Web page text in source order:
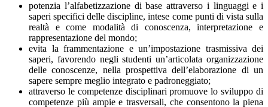
potenzia l’alfabetizzazione di base attraverso i linguaggi e i
saperi specifici delle discipline, intese come punti di vista sulla
realtà e come modalità di conoscenza, interpretazione e
rappresentazione del mondo;
evita la frammentazione e un’impostazione trasmissiva dei
saperi, favorendo negli studenti un’articolata organizzazione
delle conoscenze, nella prospettiva dell’elaborazione di un
sapere sempre meglio integrato e padroneggiato;
attraverso le competenze disciplinari promuove lo sviluppo di
competenze più ampie e trasversali, che consentono la piena